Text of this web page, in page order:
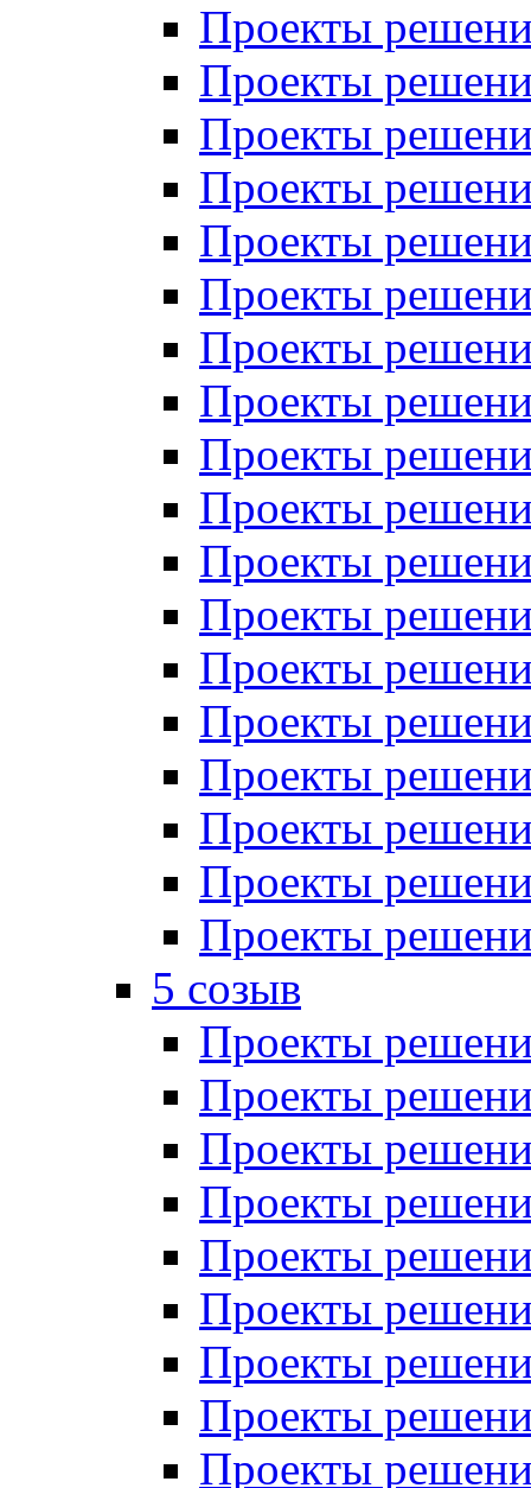
Проекты
Проекты
Проекты
Проекты
Проекты
Проекты
Проекты
Проекты
Проекты
Проекты
Проекты
Проекты
Проекты
Проекты
Проекты
Проекты
Проекты
Проекты
5 созыв
Проекты
Проекты
Проекты
Проекты
Проекты
Проекты
Проекты
Проекты
Проекты